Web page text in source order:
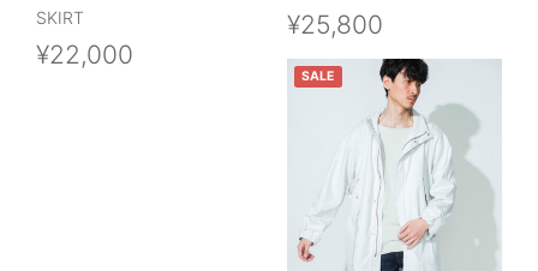
SKIRT
¥22,000
¥25,800
SALE